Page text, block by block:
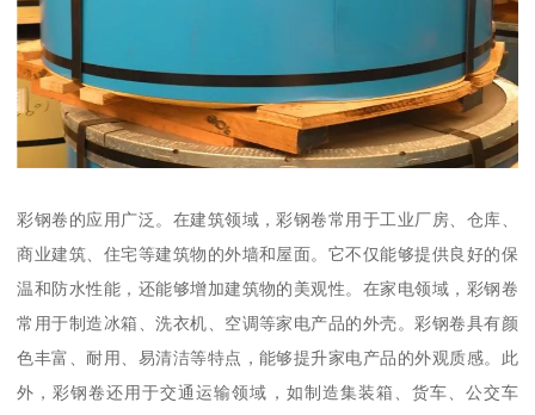
彩钢卷的应用广泛。在建筑领域，彩钢卷常用于工业厂房、仓库、
商业建筑、住宅等建筑物的外墙和屋面。它不仅能够提供良好的保
温和防水性能，还能够增加建筑物的美观性。在家电领域，彩钢卷
常用于制造冰箱、洗衣机、空调等家电产品的外壳。彩钢卷具有颜
色丰富、耐用、易清洁等特点，能够提升家电产品的外观质感。此
外，彩钢卷还用于交通运输领域，如制造集装箱、货车、公交车